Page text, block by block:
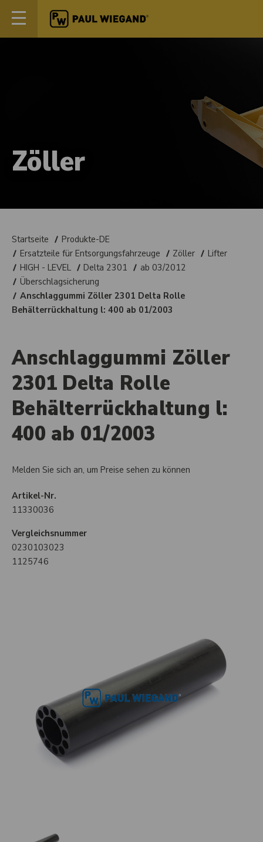
Zöller
Startseite
Produkte-DE
Ersatzteile für Entsorgungsfahrzeuge
Zöller
Lifter
HIGH - LEVEL
Delta 2301
ab 03/2012
Überschlagsicherung
Anschlaggummi Zöller 2301 Delta Rolle
Behälterrückhaltung l: 400 ab 01/2003
Anschlaggummi Zöller
2301 Delta Rolle
Behälterrückhaltung l:
400 ab 01/2003
Melden Sie sich an, um Preise sehen zu können
Artikel-Nr.
11330036
Vergleichsnummer
0230103023
1125746